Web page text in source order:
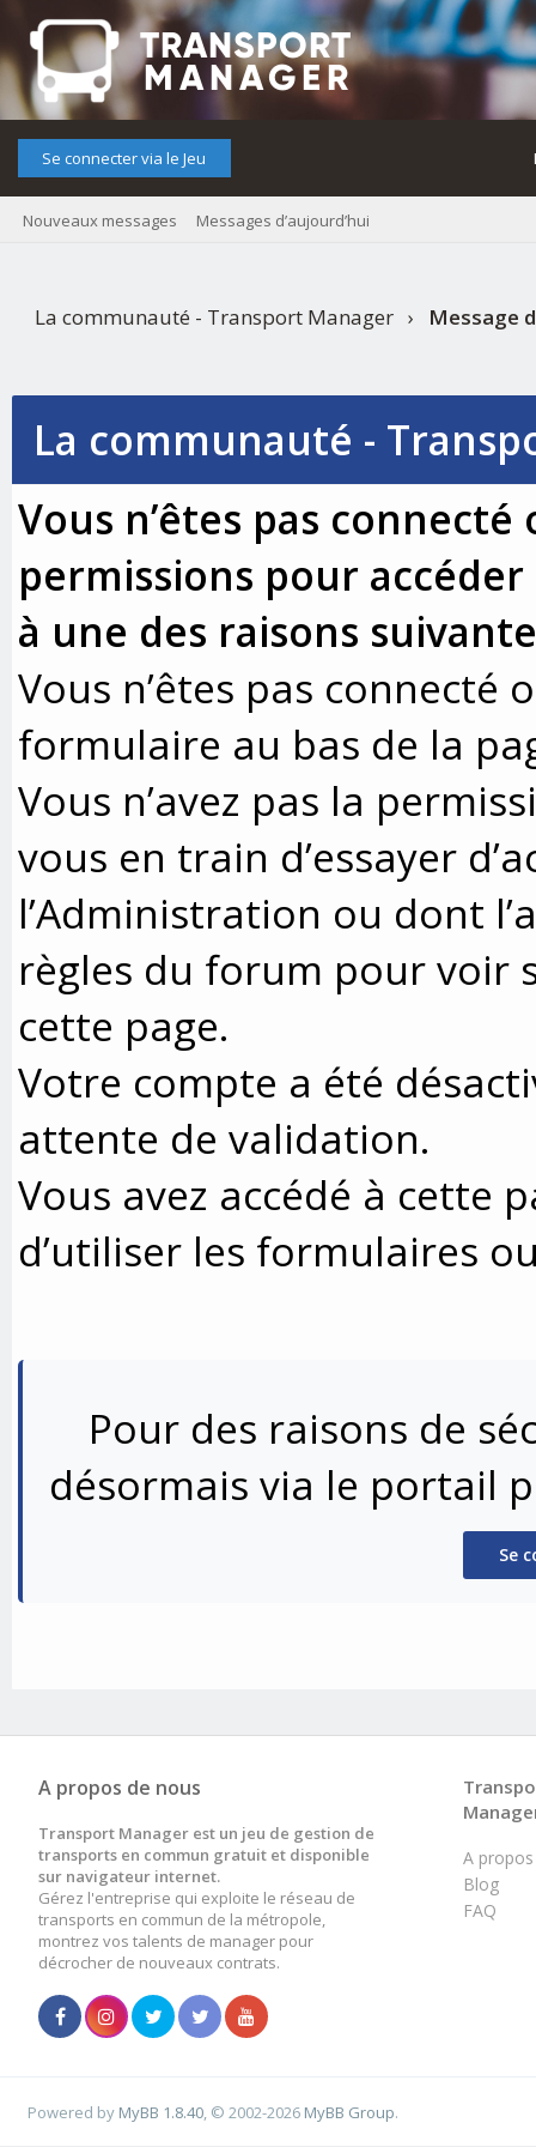
Se connecter via le Jeu
Nouveaux messages Messages d’aujourd’hui
La communauté - Transport Manager › Message
La communauté -
Vous n’êtes pas connecté
permissions pour
à une des raisons
Vous n’êtes pas connecté
formulaire au bas de la
Vous n’avez pas la
vous en train d’essayer
l’Administration ou dont
règles du forum pour voir
cette page.
Votre compte a été
attente de validation.
Vous avez accédé à cette
d’utiliser les formulaires
Pour des raisons de
désormais via le portail
Se
A propos de nous
Transport Manager est un jeu de gestion de
transports en commun gratuit et disponible
sur navigateur internet.
Gérez l'entreprise qui exploite le réseau de
transports en commun de la métropole,
montrez vos talents de manager pour
décrocher de nouveaux contrats.
A propos
Blog
FAQ
Powered by MyBB 1.8.40 , © 2002-2026 MyBB Group.